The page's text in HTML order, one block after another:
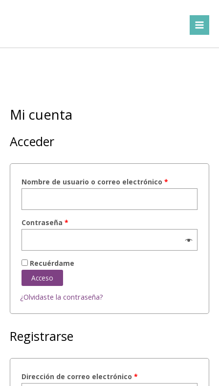
Mi cuenta
Acceder
Nombre de usuario o correo electrónico *
Contraseña *
Recuérdame
Acceso
¿Olvidaste la contraseña?
Registrarse
Dirección de correo electrónico *